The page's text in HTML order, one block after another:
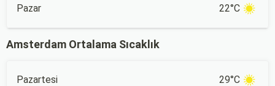
Pazar 22°C
Amsterdam Ortalama Sıcaklık
Pazartesi 29°C